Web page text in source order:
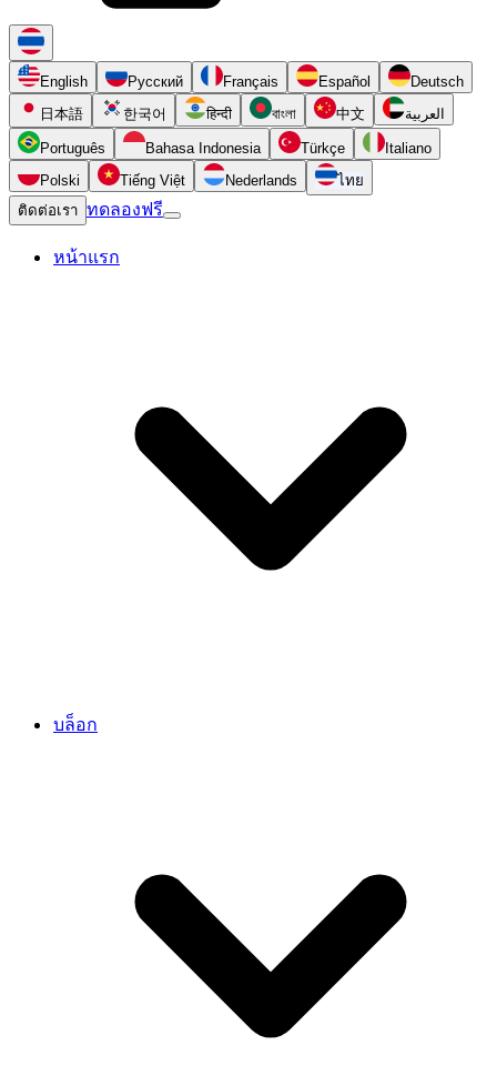
English Русский Français Español
Deutsch
日本語
한국어 हिन्दी বাংলা 中文 العربية
Português Bahasa Indonesia Türkçe
Italiano
Polski
Tiếng Việt Nederlands
ไทย
ติดต่อเรา ทดลองฟรี
หน้าแรก
บล็อก